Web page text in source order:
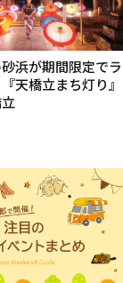
砂浜が期間限定でラ
天橋立まち灯り』